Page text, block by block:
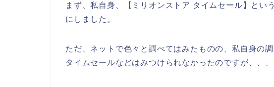
まず、私自身、【ミリオンストア タイムセール】とい
にしました。
ただ、ネットで色々と調べてはみたものの、私自身の
タイムセールなどはみつけられなかったのですが、、、